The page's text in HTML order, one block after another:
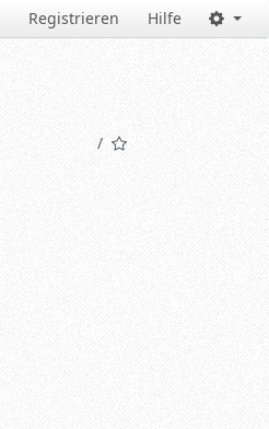
Registrieren Hilfe